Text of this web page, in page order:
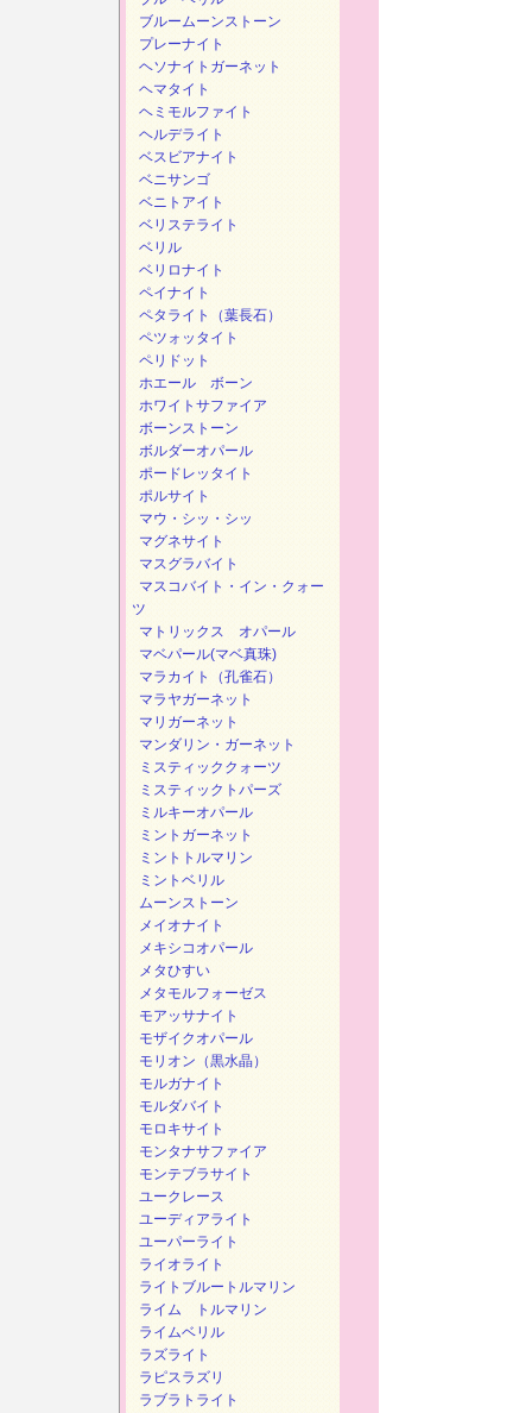
ブルームーンストーン
プレーナイト
ヘソナイトガーネット
ヘマタイト
ヘミモルファイト
ヘルデライト
ベスビアナイト
ベニサンゴ
ベニトアイト
ベリステライト
ベリル
ベリロナイト
ペイナイト
ペタライト（葉長石）
ペツォッタイト
ペリドット
ホエール ボーン
ホワイトサファイア
ボーンストーン
ボルダーオパール
ポードレッタイト
ポルサイト
マウ・シッ・シッ
マグネサイト
マスグラバイト
マスコバイト・イン・クォー
ツ
マトリックス オパール
マベパール(マベ真珠)
マラカイト（孔雀石）
マラヤガーネット
マリガーネット
マンダリン・ガーネット
ミスティッククォーツ
ミスティックトパーズ
ミルキーオパール
ミントガーネット
ミントトルマリン
ミントベリル
ムーンストーン
メイオナイト
メキシコオパール
メタひすい
メタモルフォーゼス
モアッサナイト
モザイクオパール
モリオン（黒水晶）
モルガナイト
モルダバイト
モロキサイト
モンタナサファイア
モンテブラサイト
ユークレース
ユーディアライト
ユーパーライト
ライオライト
ライトブルートルマリン
ライム トルマリン
ライムベリル
ラズライト
ラピスラズリ
ラブラトライト